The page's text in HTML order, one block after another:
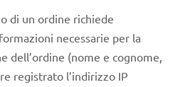
di un ordine richiede
necessarie per la
dell’ordine (nome e cognome,
registrato l’indirizzo IP